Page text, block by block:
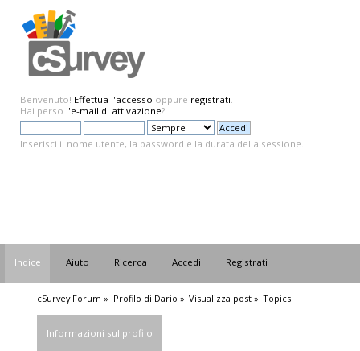
Benvenuto! Effettua l'accesso oppure registrati.
Hai perso l'e-mail di attivazione?
Inserisci il nome utente, la password e la durata della sessione.
Indice Aiuto Ricerca Accedi Registrati
cSurvey Forum » Profilo di Dario » Visualizza post » Topics
Informazioni sul profilo